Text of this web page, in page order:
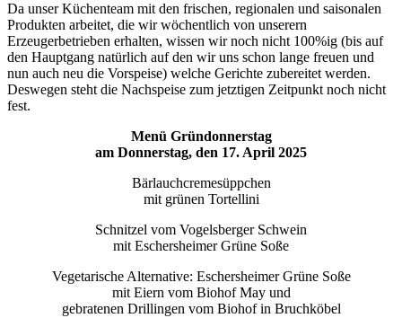
Da unser Küchenteam mit den frischen, regionalen und saisonalen
Produkten arbeitet, die wir wöchentlich von unserern
Erzeugerbetrieben erhalten, wissen wir noch nicht 100%ig (bis auf
den Hauptgang natürlich auf den wir uns schon lange freuen und
nun auch neu die Vorspeise) welche Gerichte zubereitet werden.
Deswegen steht die Nachspeise zum jetztigen Zeitpunkt noch nicht
fest.
Menü Gründonnerstag
am Donnerstag, den 17. April 2025
Bärlauchcremesüppchen
mit grünen Tortellini
Schnitzel vom Vogelsberger Schwein
mit Eschersheimer Grüne Soße
Vegetarische Alternative: Eschersheimer Grüne Soße
mit Eiern vom Biohof May und
gebratenen Drillingen vom Biohof in Bruchköbel